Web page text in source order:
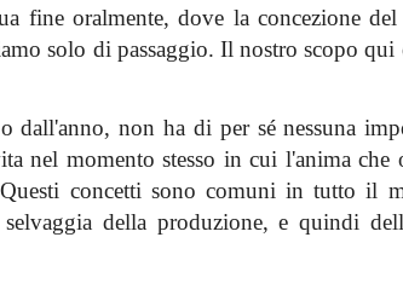
fine oralmente, dove la concezione
solo di passaggio. Il nostro scopo qui
dall'anno, non ha di per sé nessuna
nel momento stesso in cui l'anima
concetti sono comuni in tutto il
della produzione, e quindi